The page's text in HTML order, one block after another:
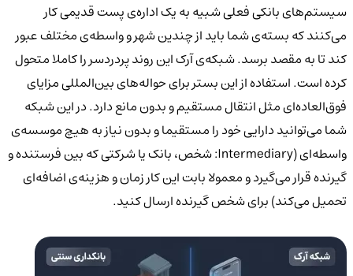
سیستم‌های بانکی فعلی شبیه به یک اداره‌ی پست قدیمی کار
می‌کنند که بسته‌ی شما باید از چندین شهر و واسطه‌ی مختلف عبور
کند تا به مقصد برسد. شبکه‌ی آرک این روند پردردسر را کاملا متحول
کرده است. استفاده از این بستر برای حواله‌های بین‌المللی مزایای
فوق‌العاده‌ای مثل انتقال مستقیم و بدون مانع دارد. در این شبکه
شما می‌توانید دارایی خود را مستقیما و بدون نیاز به هیچ موسسه‌ی
واسطه‌ای (Intermediary: شخص، بانک یا شرکتی که بین فرستنده و
گیرنده قرار می‌گیرد و معمولا بابت این کار زمان و هزینه‌ی اضافه‌ای
تحمیل می‌کند) برای شخص گیرنده ارسال کنید.